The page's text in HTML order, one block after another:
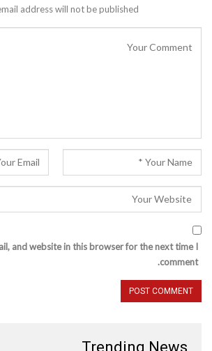
address will not be published.
and website in this browser for the next time I
comment.
Trending News